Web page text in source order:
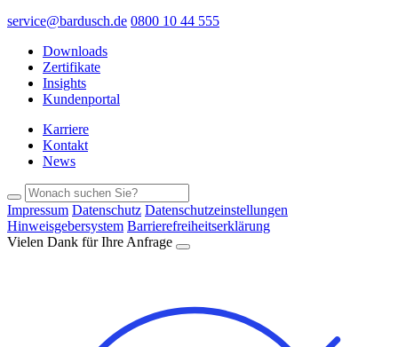
service@bardusch.de 0800 10 44 555
Downloads
Zertifikate
Insights
Kundenportal
Karriere
Kontakt
News
Impressum Datenschutz Datenschutzeinstellungen
Hinweisgebersystem Barrierefreiheitserklärung
Vielen Dank für Ihre Anfrage